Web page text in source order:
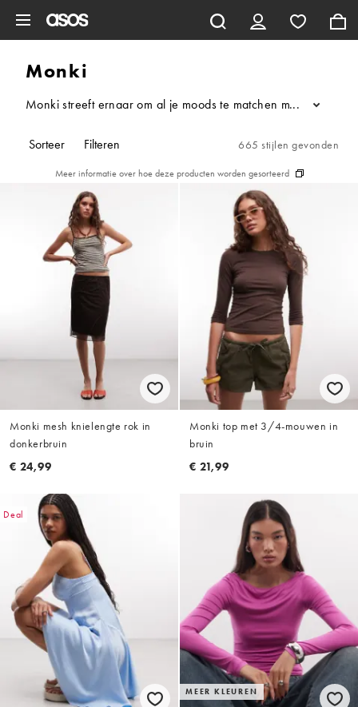
Monki
Monki streeft ernaar om al je moods te matchen met hun
...
Sorteer Filteren 665 stijlen gevonden
Meer informatie over hoe deze producten worden gesorteerd
Monki mesh knielengte rok in
donkerbruin
€ 24,99
Monki top met 3/4-mouwen in
bruin
€ 21,99
Deal
MEER KLEUREN